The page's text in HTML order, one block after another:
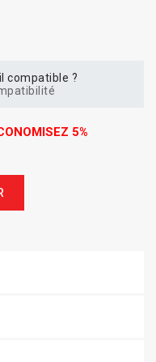
compatible ?
5%